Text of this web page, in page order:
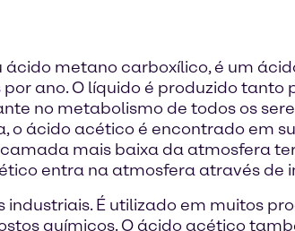
metano carboxílico, é um
ano. O líquido é produzido tanto
no metabolismo de todos os
ácido acético é encontrado em
mais baixa da atmosfera
entra na atmosfera através de
É utilizado em muitos
químicos. O ácido acético